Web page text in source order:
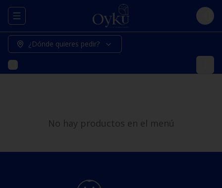
Abrir menu de navegación Login
¿Dónde quieres pedir?
No hay productos en el menú